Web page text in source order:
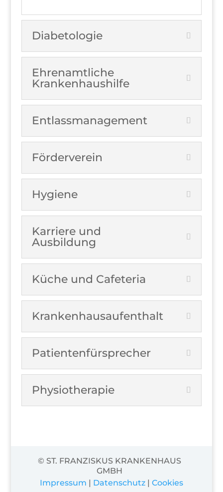
Diabetologie
Ehrenamtliche
Krankenhaushilfe
Entlassmanagement
Förderverein
Hygiene
Karriere und
Ausbildung
Küche und Cafeteria
Krankenhausaufenthalt
Patientenfürsprecher
Physiotherapie
© ST. FRANZISKUS KRANKENHAUS
GMBH
Impressum
Datenschutz Cookies